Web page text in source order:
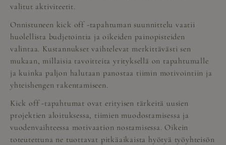
valitut aktiviteetit.
Onnistuneen kick off -tapahtuman suunnittelu vaatii
huolellista budjetointia ja oikeiden painopisteiden
valintaa. Kustannukset vaihtelevat merkittävästi sen
mukaan, millaisia tavoitteita yrityksellä on tapahtumalle
ja kuinka paljon halutaan panostaa tiimin motivointiin ja
yhteishengen rakentamiseen.
Kick off -tapahtumat ovat erityisen tärkeitä uusien
projektien aloituksessa, tiimien muodostamisessa ja
vuodenvaihteessa motivaation nostamisessa. Oikein
toteutettuna ne tuottavat pitkäaikaista hyötyä työyhteisön